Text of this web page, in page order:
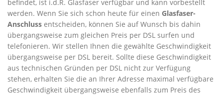
befindet, ist i.d.R. Glasfaser verfügbar und kann vorbestellt
werden. Wenn Sie sich schon heute für einen Glasfaser-
Anschluss entscheiden, können Sie auf Wunsch bis dahin
übergangsweise zum gleichen Preis per DSL surfen und
telefonieren. Wir stellen Ihnen die gewählte Geschwindigkeit
übergangsweise per DSL bereit. Sollte diese Geschwindigkeit
aus technischen Gründen per DSL nicht zur Verfügung
stehen, erhalten Sie die an Ihrer Adresse maximal verfügbare
Geschwindigkeit übergangsweise ebenfalls zum Preis des